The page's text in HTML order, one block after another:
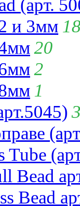
(арт.
и 3мм
20
2
1
Tube
Bead
Bead